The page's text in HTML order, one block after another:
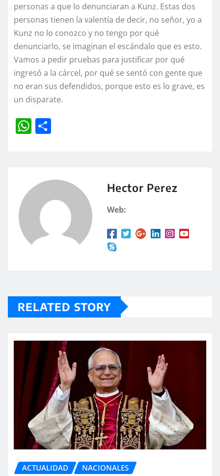
personas a que lo denunciaran a Kunz. Estas dos
personas tienen la valentía de decir, no señor, yo a
Kunz no lo conozco y no tengo por qué
denunciarlo, se imaginan el escándalo que es esto.
Vamos a pedir pruebas para justificar por qué
ingresó a la cárcel, por qué se sentó con gente que
no eran sus defendidos, porque esto es lo grave, es
un disparate.
W
A
p
rt
Hector Perez
Web:
RELATED STORY
ACTUALIDAD NACIONALES